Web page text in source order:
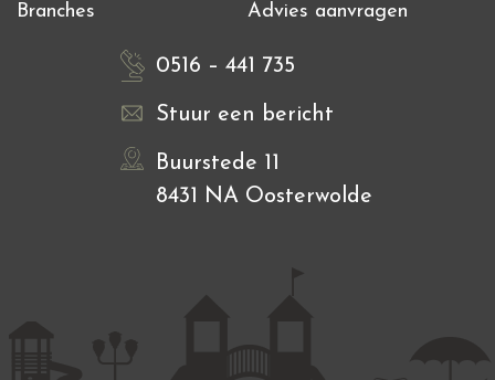
Branches
Advies aanvragen
0516 – 441 735
Stuur een bericht
Buurstede 11
8431 NA Oosterwolde